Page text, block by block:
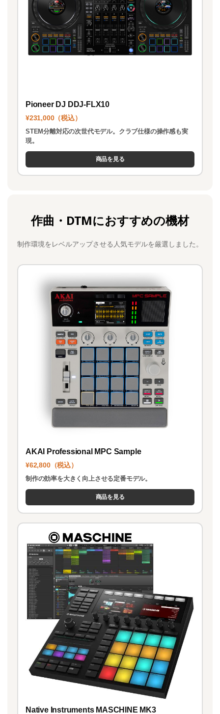
Pioneer DJ DDJ-FLX10
¥231,000（税込）
STEM分離対応の次世代モデル。クラブ仕様の操作感も実
現。
商品を見る
作曲・DTMにおすすめの機材
制作環境をレベルアップさせる人気モデルを厳選しました。
AKAI Professional MPC Sample
¥62,800（税込）
制作の効率を大きく向上させる定番モデル。
商品を見る
Native Instruments MASCHINE MK3